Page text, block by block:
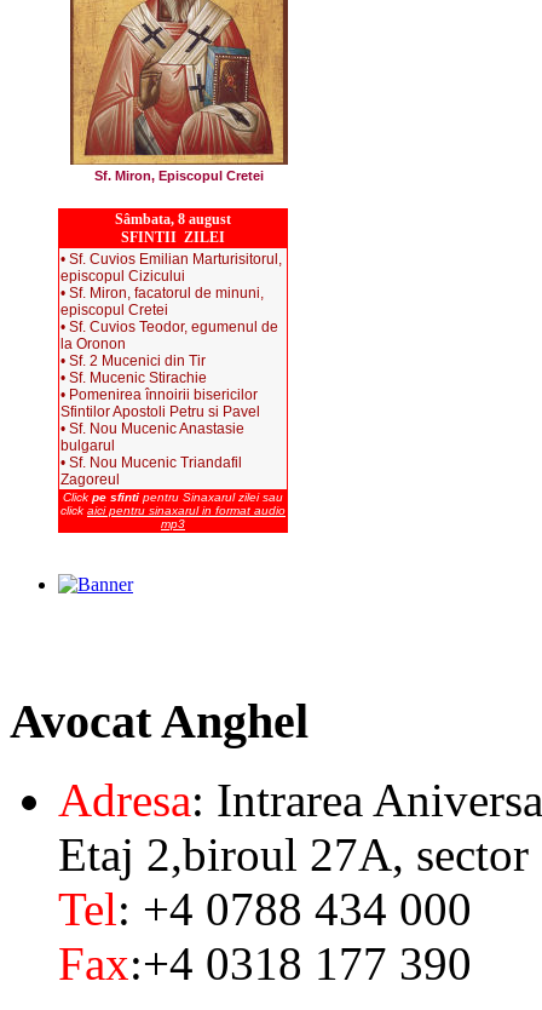
Sf. Miron, Episcopul Cretei
Sâmbata, 8 august
SFINTII ZILEI
• Sf. Cuvios Emilian Marturisitorul,
episcopul Cizicului
• Sf. Miron, facatorul de minuni,
episcopul Cretei
• Sf. Cuvios Teodor, egumenul de
la Oronon
• Sf. 2 Mucenici din Tir
• Sf. Mucenic Stirachie
• Pomenirea înnoirii bisericilor
Sfintilor Apostoli Petru si Pavel
• Sf. Nou Mucenic Anastasie
bulgarul
• Sf. Nou Mucenic Triandafil
Zagoreul
Click pe sfinti pentru Sinaxarul zilei sau
click aici pentru sinaxarul in format audio
mp3
AvocatAnghel
Adresa: Intrarea
Etaj 2,biroul 27A, sector
Tel: +4 0788 434 000
Fax:+4 0318 177 390